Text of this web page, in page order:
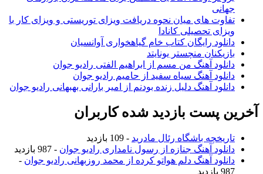
جهانی
تفاوت های میان نحوه دریافت ویزای توریستی و ویزای کار با
ویزای تحصیلی کانادا
دانلود رایگان کتاب خام گیاهخواری آوانسیان
بازیکنان منچستر یونایتد
دانلود آهنگ من مسم از ابراهیم الفتی رادیو جوان
دانلود آهنگ سیاه سفید از حامیم رادیو جوان
دانلود آهنگ دلیل زنده بودنم از امیر بارانی بهبهانی رادیو جوان
آخرین پست بازدید شده کاربران
تاریخچه باشگاه رئال مادرید - 109 بازدید
دانلود آهنگ جنازه از رسول نامداری رادیو جوان - 987 بازدید
دانلود آهنگ دلم هواتو کرده از محمد روزبهانی رادیو جوان -
987 بازدید